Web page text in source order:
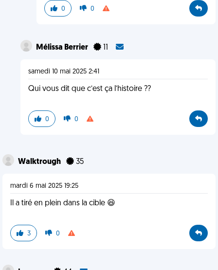
0 0
Mélissa Berrier 11
samedi 10 mai 2025 2:41
Qui vous dit que c’est ça l’histoire ??
0 0
Walktrough 35
mardi 6 mai 2025 19:25
Il a tiré en plein dans la cible 😆
3 0